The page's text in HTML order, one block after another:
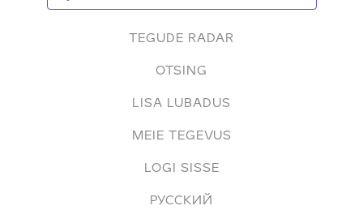
TEGUDE RADAR
OTSING
LISA LUBADUS
MEIE TEGEVUS
LOGI SISSE
РУССКИЙ